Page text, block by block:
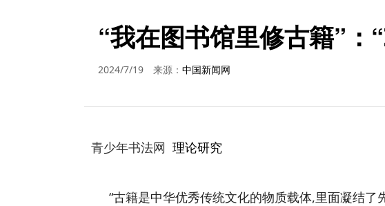
“我在图书馆里修古籍”
2024/7/19 来源： 中国新闻网
青少年书法网 理论研究
“古籍是中华优秀传统文化的物质载体,里面凝结